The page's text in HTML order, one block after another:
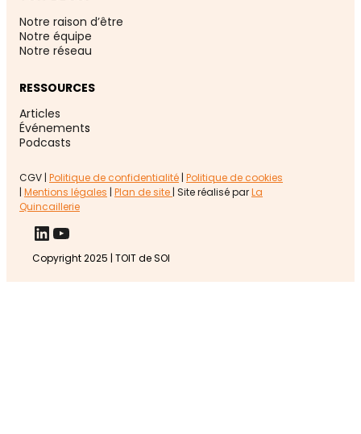
Notre raison d’être
Notre équipe
Notre réseau
RESSOURCES
Articles
Événements
Podcasts
CGV | Politique de confidentialité | Politique de cookies
| Mentions légales | Plan de site | Site réalisé parLa
Quincaillerie
LinkedIn
YouTube
Copyright 2025 | TOIT de SOI